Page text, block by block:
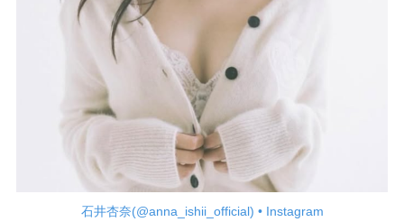
石井杏奈(@anna_ishii_official) • Instagram